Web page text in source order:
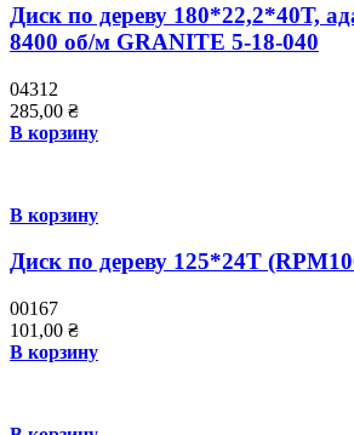
Диск по дереву 180*22,2*40Т,
8400 об/м GRANITE 5-18-040
04312
285,00 ₴
В корзину
В корзину
Диск по дереву 125*24T
00167
101,00 ₴
В корзину